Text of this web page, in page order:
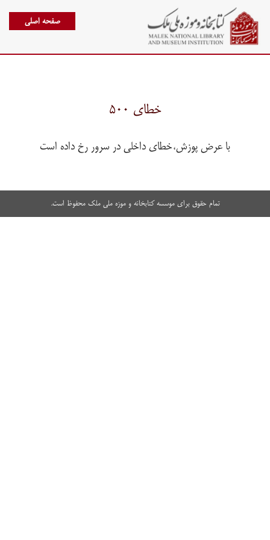
صفحه اصلی
خطای ۵۰۰
با عرض پوزش،خطای داخلی در سرور رخ داده است
تمام حقوق برای موسسه کتابخانه و موزه ملی ملک محفوظ است.